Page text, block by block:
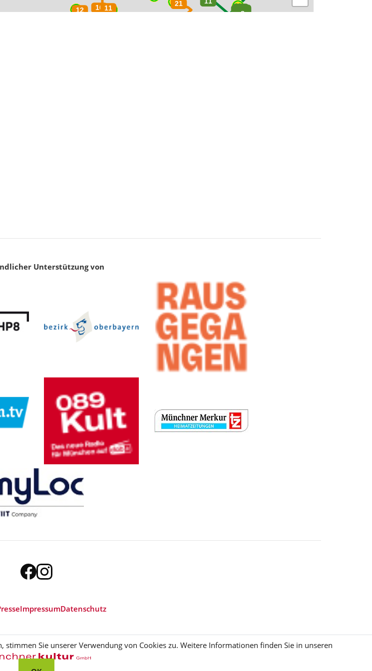
Unterstützung von
ImpressumDatenschutz
Sie unserer Verwendung von Cookies zu. Weitere Informationen finden Sie in unseren